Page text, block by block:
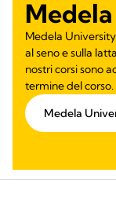
Medela
al seno e sulla
nostri corsi sono
termine del corso.
Medela